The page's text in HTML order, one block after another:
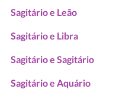
Sagitário e Leão
Sagitário e Libra
Sagitário e Sagitário
Sagitário e Aquário